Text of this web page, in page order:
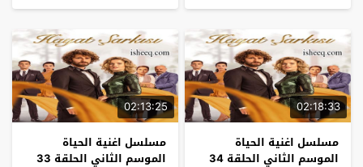
02:18:33
مسلسل اغنية الحياة
الموسم الثاني الحلقة 34
02:13:25
مسلسل اغنية الحياة
الموسم الثاني الحلقة 33